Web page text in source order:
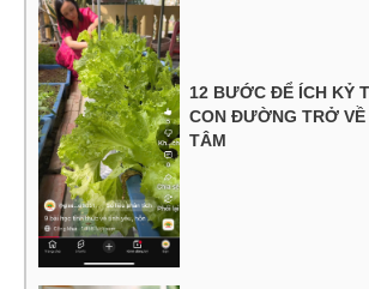
12 BƯỚC ĐỂ ÍCH KỶ
CON ĐƯỜNG TRỞ VỀ
TÂM